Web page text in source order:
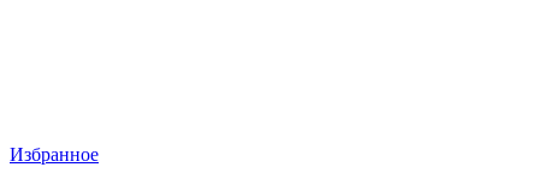
Избранное